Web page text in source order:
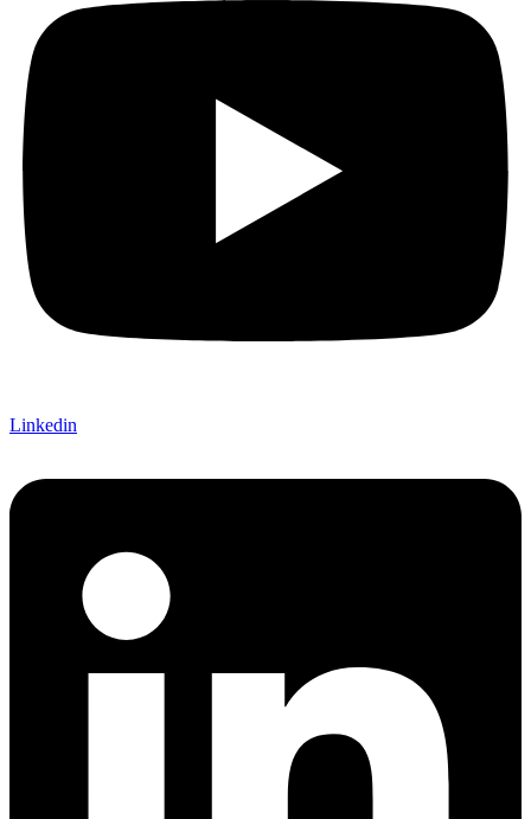
Linkedin